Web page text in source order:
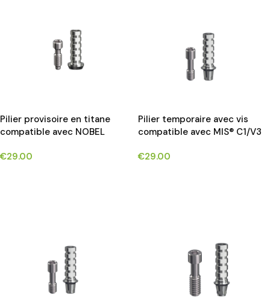
Pilier provisoire en titane
compatible avec NOBEL
implants*
€29.00
Pilier temporaire avec vis
compatible avec MIS® C1/V3
€29.00